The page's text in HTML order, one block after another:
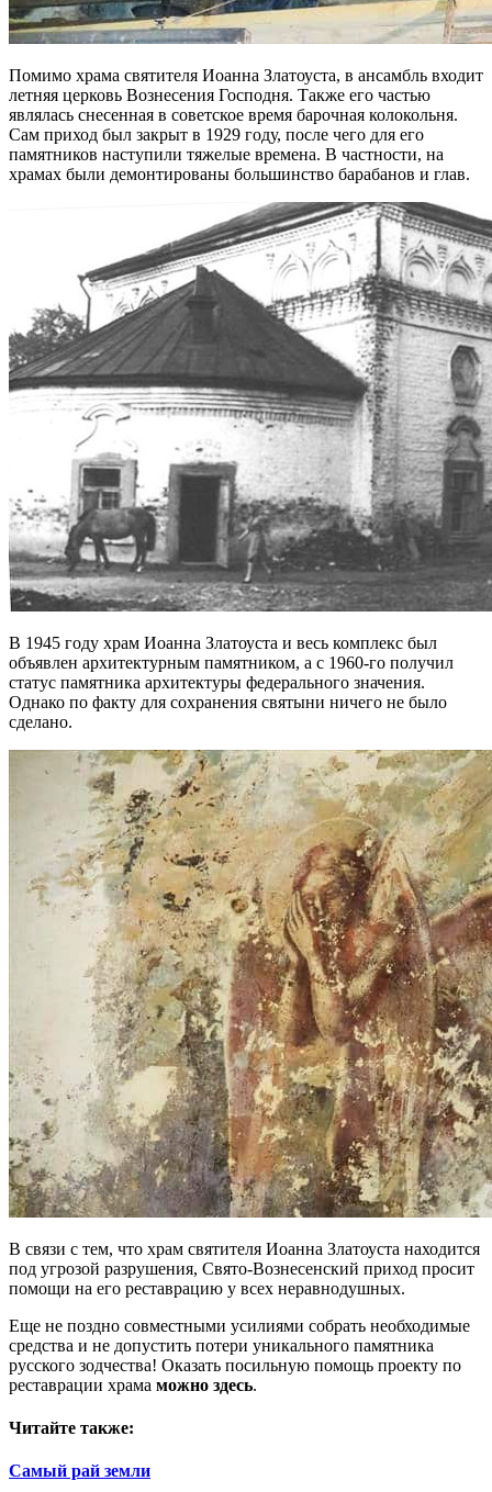
Помимо храма святителя Иоанна Златоуста, в ансамбль входит
летняя церковь Вознесения Господня. Также его частью
являлась снесенная в советское время барочная колокольня.
Сам приход был закрыт в 1929 году, после чего для его
памятников наступили тяжелые времена. В частности, на
храмах были демонтированы большинство барабанов и глав.
В 1945 году храм Иоанна Златоуста и весь комплекс был
объявлен архитектурным памятником, а с 1960-го получил
статус памятника архитектуры федерального значения.
Однако по факту для сохранения святыни ничего не было
сделано.
В связи с тем, что храм святителя Иоанна Златоуста находится
под угрозой разрушения, Свято-Вознесенский приход просит
помощи на его реставрацию у всех неравнодушных.
Еще не поздно совместными усилиями собрать необходимые
средства и не допустить потери уникального памятника
русского зодчества! Оказать посильную помощь проекту по
реставрации храма можно здесь.
Читайте также:
Самый рай земли